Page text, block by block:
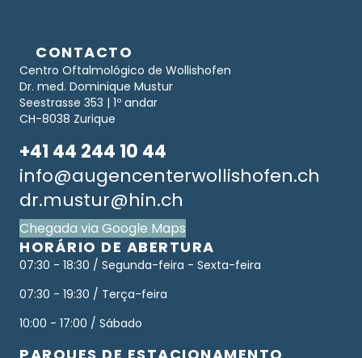
CONTACTO
Centro Oftalmológico de Wollishofen
Dr. med. Dominique Mustur
Seestrasse 353 | 1º andar
CH-8038 Zurique
+41 44 244 10 44
info@augencenterwollishofen.ch
dr.mustur@hin.ch
Chegada via Google Maps
HORÁRIO DE ABERTURA
07:30 - 18:30 / Segunda-feira - Sexta-feira
07:30 - 19:30 / Terça-feira
10:00 - 17:00 / Sábado